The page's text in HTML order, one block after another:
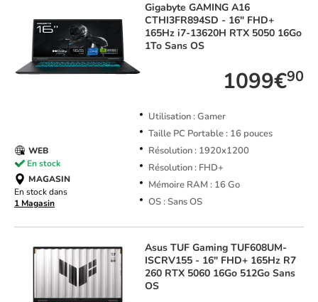
Gigabyte GAMING A16
CTHI3FR894SD - 16" FHD+
165Hz i7-13620H RTX 5050 16Go
1To Sans OS
1099€90
Utilisation : Gamer
Taille PC Portable : 16 pouces
Résolution : 1920x1200
Résolution : FHD+
Mémoire RAM : 16 Go
OS : Sans OS
WEB
En stock
MAGASIN
En stock dans
1 Magasin
Asus TUF Gaming TUF608UM-
ISCRV155 - 16" FHD+ 165Hz R7
260 RTX 5060 16Go 512Go Sans
OS